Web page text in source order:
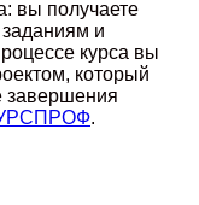
вы получаете
заданиям и
курса вы
который
завершения
.